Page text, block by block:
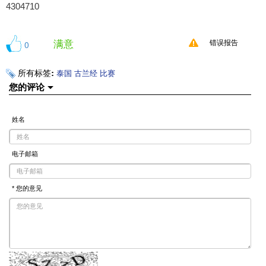
4304710
0 满意 错误报告
所有标签: 泰国 古兰经 比赛
您的评论
姓名
电子邮箱
* 您的意见